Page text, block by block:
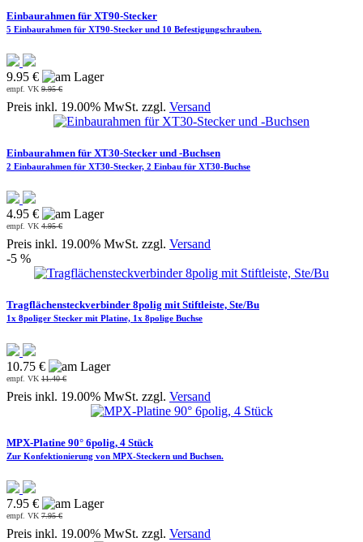
Einbaurahmen für XT90-Stecker
5 Einbaurahmen für XT90-Stecker und 10 Befestigungschrauben.
9.95 €
empf. VK 9.95 €
Preis inkl. 19.00% MwSt. zzgl. Versand
Einbaurahmen für XT30-Stecker und -Buchsen
2 Einbaurahmen für XT30-Stecker, 2 Einbau für XT30-Buchse
4.95 €
empf. VK 4.95 €
Preis inkl. 19.00% MwSt. zzgl. Versand
-5 %
Tragflächensteckverbinder 8polig mit Stiftleiste, Ste/Bu
1x 8poliger Stecker mit Platine, 1x 8polige Buchse
10.75 €
empf. VK 11.40 €
Preis inkl. 19.00% MwSt. zzgl. Versand
MPX-Platine 90° 6polig, 4 Stück
Zur Konfektionierung von MPX-Steckern und Buchsen.
7.95 €
empf. VK 7.95 €
Preis inkl. 19.00% MwSt. zzgl. Versand